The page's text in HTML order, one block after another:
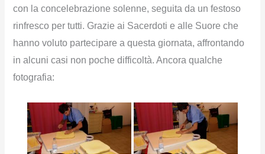
con la concelebrazione solenne, seguita da un festoso
rinfresco per tutti. Grazie ai Sacerdoti e alle Suore che
hanno voluto partecipare a questa giornata, affrontando
in alcuni casi non poche difficoltà. Ancora qualche
fotografia: